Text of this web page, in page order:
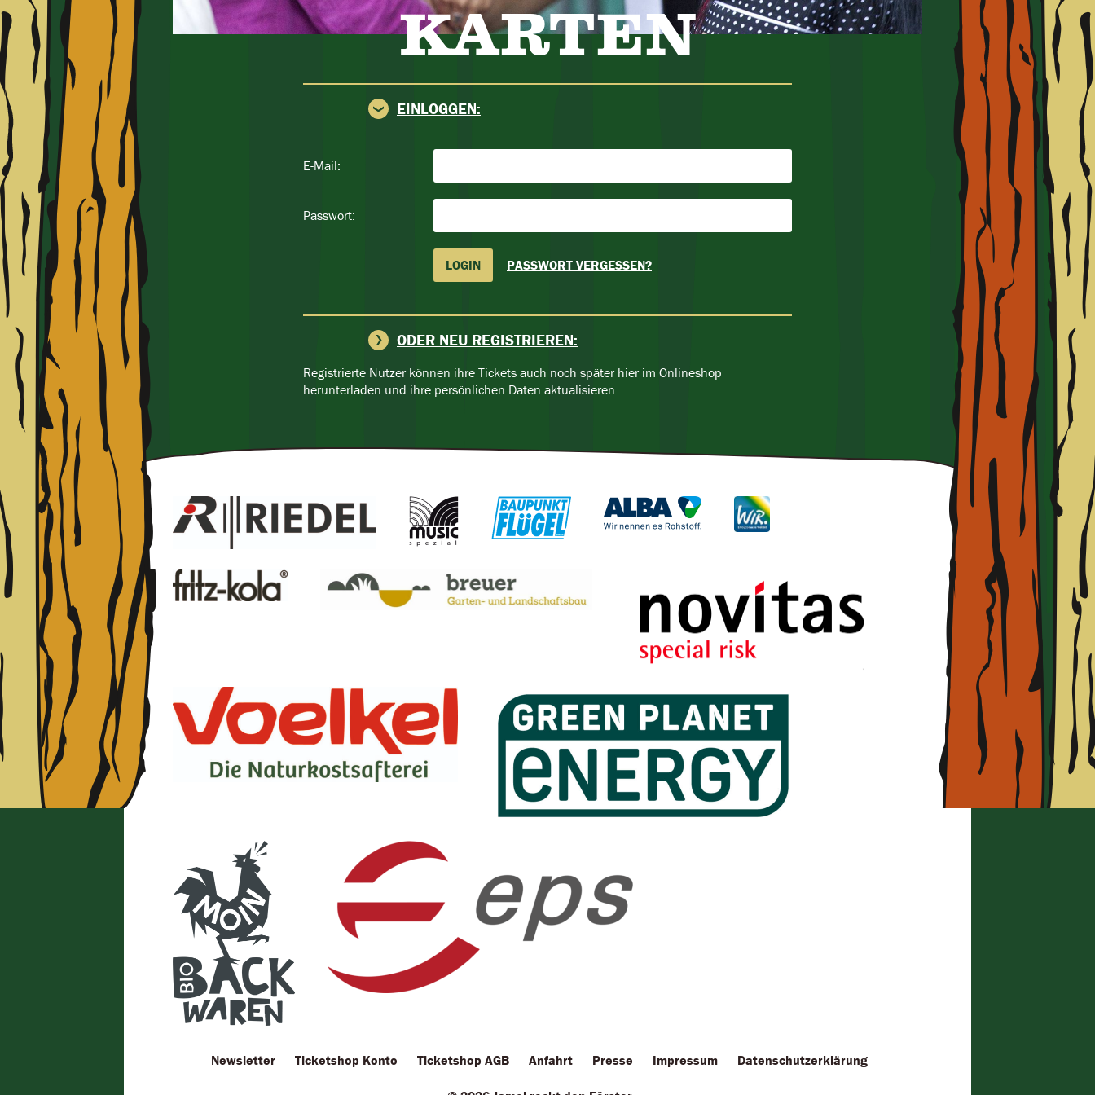
KARTEN
EINLOGGEN:
E-Mail:
Passwort:
PASSWORT VERGESSEN?
ODER NEU REGISTRIEREN:
Registrierte Nutzer können ihre Tickets auch noch später hier im Onlineshop
herunterladen und ihre persönlichen Daten aktualisieren.
Newsletter Ticketshop Konto Ticketshop AGB Anfahrt Presse Impressum Datenschutzerklärung